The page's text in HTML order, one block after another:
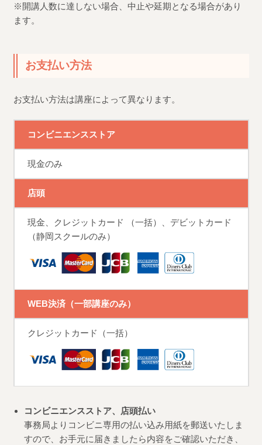
※開講人数に達しない場合、中止や延期となる場合があり
ます。
お支払い方法
お支払い方法は講座によって異なります。
コンビニエンスストア
現金のみ
店頭
現金、クレジットカード （一括）、デビットカード
（静岡スクールのみ）
WEB決済（一部講座のみ）
クレジットカード（一括）
コンビニエンスストア、店頭払い
事務局よりコンビニ専用の払い込み用紙を郵送いたしま
すので、お手元に届きましたら内容をご確認いただき、